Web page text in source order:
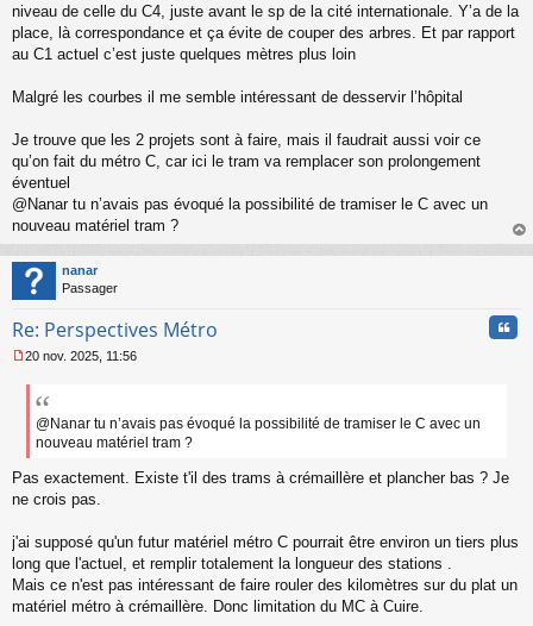
niveau de celle du C4, juste avant le sp de la cité internationale. Y’a de la
place, là correspondance et ça évite de couper des arbres. Et par rapport
au C1 actuel c’est juste quelques mètres plus loin
Malgré les courbes il me semble intéressant de desservir l’hôpital
Je trouve que les 2 projets sont à faire, mais il faudrait aussi voir ce
qu’on fait du métro C, car ici le tram va remplacer son prolongement
éventuel
@Nanar tu n’avais pas évoqué la possibilité de tramiser le C avec un
nouveau matériel tram ?
au
nanar
Passager
Re: Perspectives Métro
e
g
e
n
l
u
20 nov. 2025, 11:56
@Nanar tu n’avais pas évoqué la possibilité de tramiser le C avec un
nouveau matériel tram ?
Pas exactement. Existe t'il des trams à crémaillère et plancher bas ? Je
ne crois pas.
j'ai supposé qu'un futur matériel métro C pourrait être environ un tiers plus
long que l'actuel, et remplir totalement la longueur des stations .
Mais ce n'est pas intéressant de faire rouler des kilomètres sur du plat un
matériel métro à crémaillère. Donc limitation du MC à Cuire.